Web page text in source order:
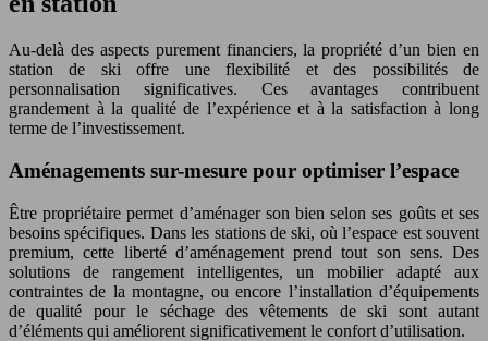
Au-delà des aspects purement financiers, la propriété d’un bien en
station de ski offre une flexibilité et des possibilités de
personnalisation significatives. Ces avantages contribuent
grandement à la qualité de l’expérience et à la satisfaction à long
terme de l’investissement.
Aménagements sur-mesure pour optimiser l’espace
Être propriétaire permet d’aménager son bien selon ses goûts et ses
besoins spécifiques. Dans les stations de ski, où l’espace est souvent
premium, cette liberté d’aménagement prend tout son sens. Des
solutions de rangement intelligentes, un mobilier adapté aux
contraintes de la montagne, ou encore l’installation d’équipements
de qualité pour le séchage des vêtements de ski sont autant
d’éléments qui améliorent significativement le confort d’utilisation.